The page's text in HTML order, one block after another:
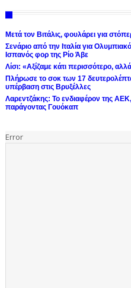
Μετά τον Βιτάλις, φουλάρει για
Σενάριο από την Ιταλία για
Ισπανός φορ της Ρίο Άβε
Λίσι: «Αξίζαμε κάτι περισσότερο,
Πλήρωσε το σοκ των 17
υπέρβαση στις Βρυξέλλες
Λαρεντζάκης: Το ενδιαφέρον της
παράγοντας Γουόκαπ